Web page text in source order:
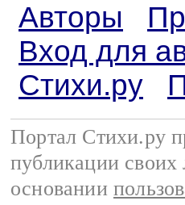
Авторы
Вход для
Стихи.ру
Портал Стихи.ру
публикации своих
основании